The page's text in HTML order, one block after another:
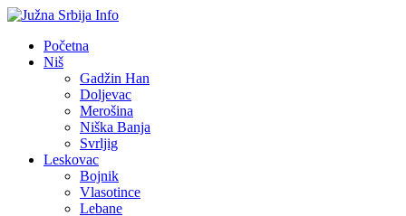
Početna
Niš
Gadžin Han
Doljevac
Merošina
Niška Banja
Svrljig
Leskovac
Bojnik
Vlasotince
Lebane